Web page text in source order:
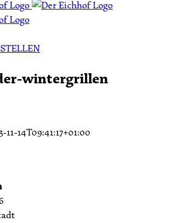
wintergrillen
11-14T09:41:17+01:00